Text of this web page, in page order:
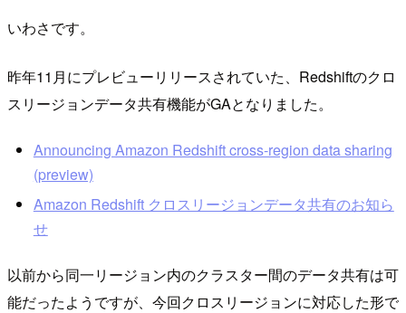
いわさです。
昨年11月にプレビューリリースされていた、Redshiftのクロ
スリージョンデータ共有機能がGAとなりました。
Announcing Amazon Redshift cross-region data sharing
(preview)
Amazon Redshift クロスリージョンデータ共有のお知ら
せ
以前から同一リージョン内のクラスター間のデータ共有は可
能だったようですが、今回クロスリージョンに対応した形で